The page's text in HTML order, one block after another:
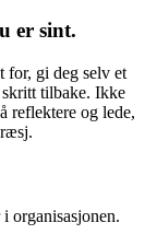
er sint.
for, gi deg selv et
tilbake. Ikke
reflektere og lede,
organisasjonen.